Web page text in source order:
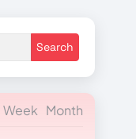
Week Month